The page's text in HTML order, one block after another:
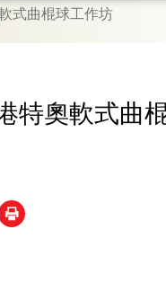
式曲棍球工作坊
特奧軟式曲